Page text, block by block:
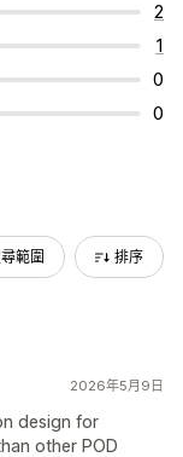
2
1
0
0
範圍 排序
2026年5月9日
design for
other POD